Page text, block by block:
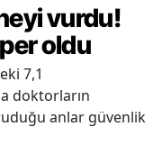
vurdu!
oldu
7,1
doktorların
anlar güvenlik